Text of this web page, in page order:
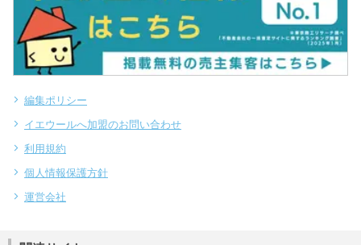
編集ポリシー
イエウールへ加盟のお問い合わせ
利用規約
個人情報保護方針
運営会社